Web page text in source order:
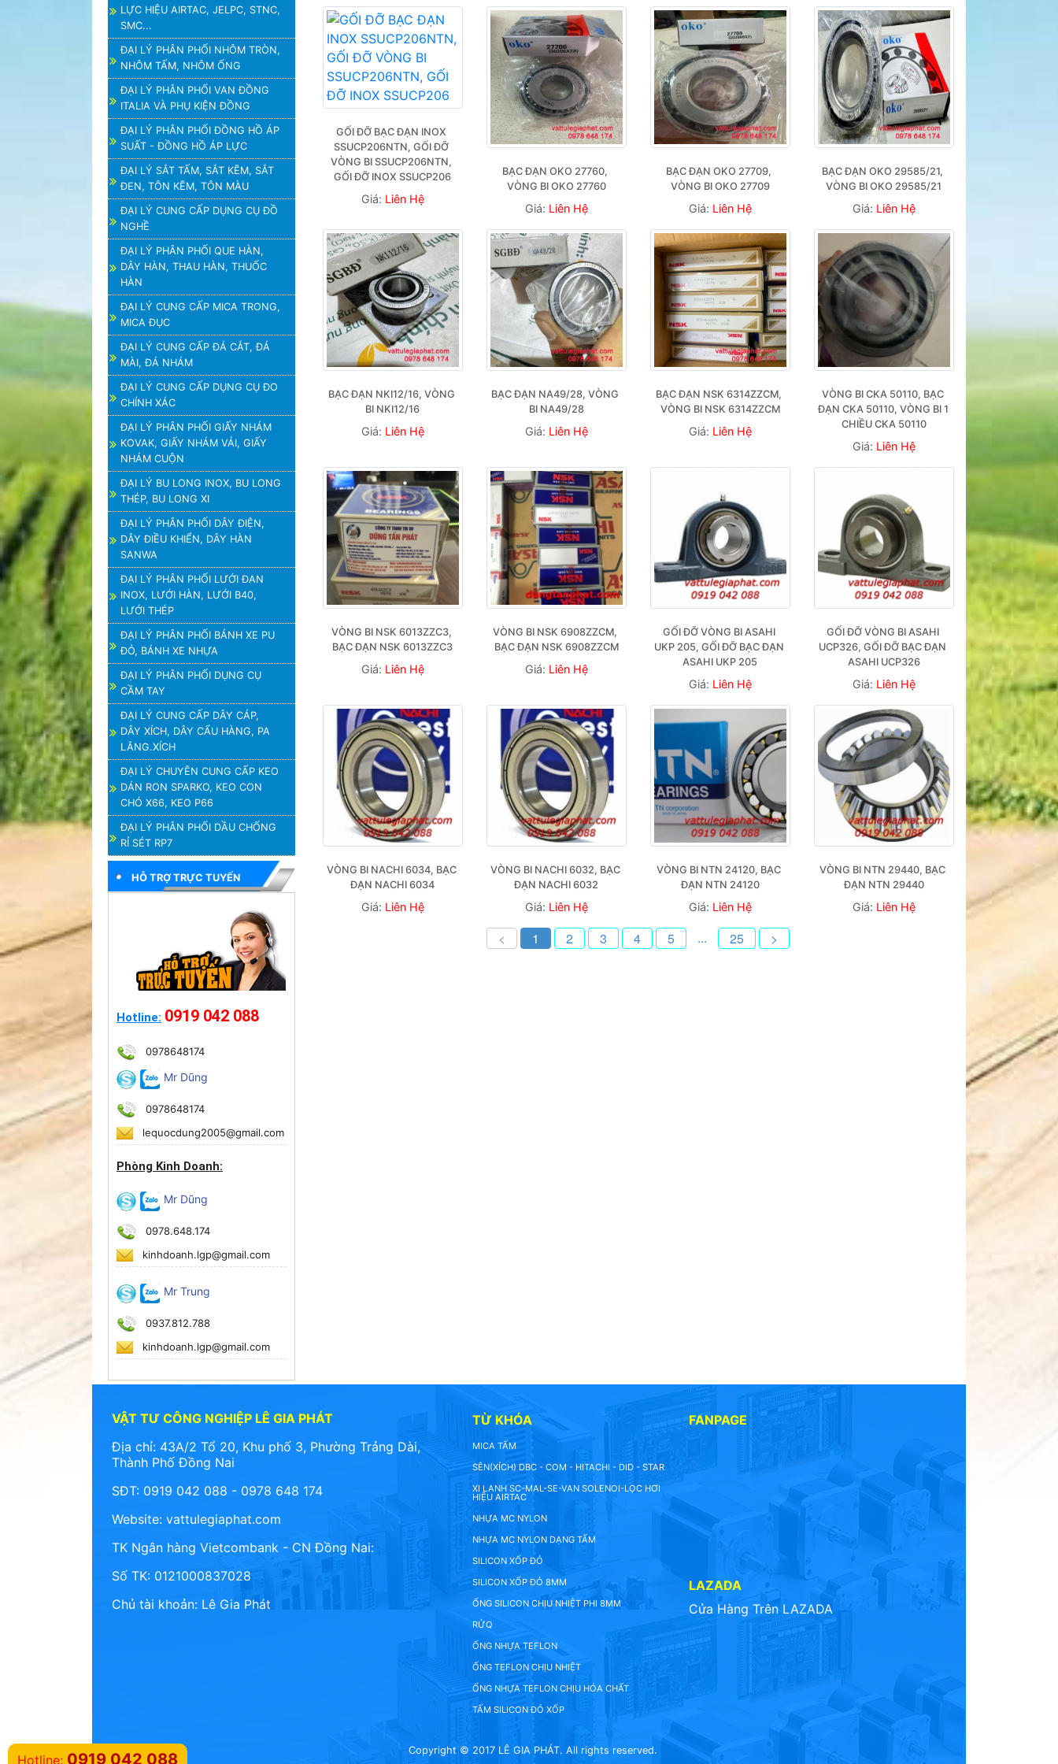
LỰC HIỆU AIRTAC, JELPC, STNC,
SMC...
ĐẠI LÝ PHÂN PHỐI NHÔM TRÒN,
NHÔM TẤM, NHÔM ỐNG
ĐẠI LÝ PHÂN PHỐI VAN ĐỒNG
ITALIA VÀ PHỤ KIỆN ĐỒNG
ĐẠI LÝ PHÂN PHỐI ĐỒNG HỒ ÁP
SUẤT - ĐỒNG HỒ ÁP LỰC
ĐẠI LÝ SẮT TẤM, SẮT KẼM, SẮT
ĐEN, TÔN KẼM, TÔN MÀU
ĐẠI LÝ CUNG CẤP DỤNG CỤ ĐỒ
NGHỀ
ĐẠI LÝ PHÂN PHỐI QUE HÀN,
DÂY HÀN, THAU HÀN, THUỐC
HÀN
ĐẠI LÝ CUNG CẤP MICA TRONG,
MICA ĐỤC
ĐẠI LÝ CUNG CẤP ĐÁ CẮT, ĐÁ
MÀI, ĐÁ NHÁM
ĐẠI LÝ CUNG CẤP DỤNG CỤ ĐO
CHÍNH XÁC
ĐẠI LÝ PHÂN PHỐI GIẤY NHÁM
KOVAK, GIẤY NHÁM VẢI, GIẤY
NHÁM CUỘN
ĐẠI LÝ BU LONG INOX, BU LONG
THÉP, BU LONG XI
ĐẠI LÝ PHÂN PHỐI DÂY ĐIỆN,
DÂY ĐIỀU KHIỂN, DÂY HÀN
SANWA
ĐẠI LÝ PHÂN PHỐI LƯỚI ĐAN
INOX, LƯỚI HÀN, LƯỚI B40,
LƯỚI THÉP
ĐẠI LÝ PHÂN PHỐI BÁNH XE PU
ĐỎ, BÁNH XE NHỰA
ĐẠI LÝ PHÂN PHỐI DỤNG CỤ
CẦM TAY
ĐẠI LÝ CUNG CẤP DÂY CÁP,
DÂY XÍCH, DÂY CẨU HÀNG, PA
LĂNG.XÍCH
ĐẠI LÝ CHUYÊN CUNG CẤP KEO
DÁN RON SPARKO, KEO CON
CHÓ X66, KEO P66
ĐẠI LÝ PHÂN PHỐI DẦU CHỐNG
RỈ SÉT RP7
HỖ TRỢ TRỰC TUYẾN
Hotline: 0919 042 088
0978648174
Mr Dũng
0978648174
lequocdung2005@gmail.com
Phòng Kinh Doanh:
Mr Dũng
0978.648.174
kinhdoanh.lgp@gmail.com
Mr Trung
0937.812.788
kinhdoanh.lgp@gmail.com
GỐI ĐỠ BẠC ĐẠN INOX
SSUCP206NTN, GỐI ĐỠ
VÒNG BI SSUCP206NTN,
GỐI ĐỠ INOX SSUCP206
Giá: Liên Hệ
BẠC ĐẠN OKO 27760,
VÒNG BI OKO 27760
Giá: Liên Hệ
BẠC ĐẠN OKO 27709,
VÒNG BI OKO 27709
Giá: Liên Hệ
BẠC ĐẠN OKO 29585/21,
VÒNG BI OKO 29585/21
Giá: Liên Hệ
BẠC ĐẠN NKI12/16, VÒNG
BI NKI12/16
Giá: Liên Hệ
BẠC ĐẠN NA49/28, VÒNG
BI NA49/28
Giá: Liên Hệ
BẠC ĐẠN NSK 6314ZZCM,
VÒNG BI NSK 6314ZZCM
Giá: Liên Hệ
VÒNG BI CKA 50110, BẠC
ĐẠN CKA 50110, VÒNG BI 1
CHIỀU CKA 50110
Giá: Liên Hệ
VÒNG BI NSK 6013ZZC3,
BẠC ĐẠN NSK 6013ZZC3
Giá: Liên Hệ
VÒNG BI NSK 6908ZZCM,
BẠC ĐẠN NSK 6908ZZCM
Giá: Liên Hệ
GỐI ĐỠ VÒNG BI ASAHI
UKP 205, GỐI ĐỠ BẠC ĐẠN
ASAHI UKP 205
Giá: Liên Hệ
GỐI ĐỠ VÒNG BI ASAHI
UCP326, GỐI ĐỠ BẠC ĐẠN
ASAHI UCP326
Giá: Liên Hệ
VÒNG BI NACHI 6034, BẠC
ĐẠN NACHI 6034
Giá: Liên Hệ
VÒNG BI NACHI 6032, BẠC
ĐẠN NACHI 6032
Giá: Liên Hệ
VÒNG BI NTN 24120, BẠC
ĐẠN NTN 24120
Giá: Liên Hệ
VÒNG BI NTN 29440, BẠC
ĐẠN NTN 29440
Giá: Liên Hệ
< 1 2 3 4 5 ... 25 >
VẬT TƯ CÔNG NGHIỆP LÊ GIA PHÁT
Địa chỉ: 43A/2 Tổ 20, Khu phố 3, Phường Trảng Dài,
Thành Phố Đồng Nai
SĐT: 0919 042 088 - 0978 648 174
Website: vattulegiaphat.com
TK Ngân hàng Vietcombank - CN Đồng Nai:
Số TK: 0121000837028
Chủ tài khoản: Lê Gia Phát
TỪ KHÓA
MICA TẤM
SÊN(XÍCH) DBC - COM - HITACHI - DID - STAR
XI LANH SC-MAL-SE-VAN SOLENOI-LỌC HƠI
HIỆU AIRTAC
NHỰA MC NYLON
NHỰA MC NYLON DẠNG TẤM
SILICON XỐP ĐỎ
SILICON XỐP ĐỎ 8MM
ỐNG SILICON CHỊU NHIỆT PHI 8MM
RỬQ
ỐNG NHỰA TEFLON
ỐNG TEFLON CHỊU NHIỆT
ỐNG NHỰA TEFLON CHỊU HÓA CHẤT
TẤM SILICON ĐỎ XỐP
FANPAGE
LAZADA
Cửa Hàng Trên LAZADA
Copyright © 2017 LÊ GIA PHÁT. All rights reserved.
Hotline: 0919 042 088